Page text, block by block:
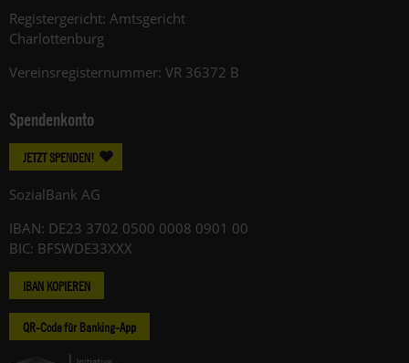
Registergericht: Amtsgericht
Charlottenburg
Vereinsregisternummer: VR 36372 B
Spendenkonto
JETZT SPENDEN!
SozialBank AG
IBAN: DE23 3702 0500 0008 0901 00
BIC: BFSWDE33XXX
IBAN KOPIEREN
QR-Code für Banking-App